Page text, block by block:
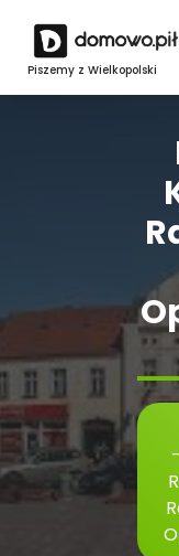
content
Piszemy z Wielkopolski
-